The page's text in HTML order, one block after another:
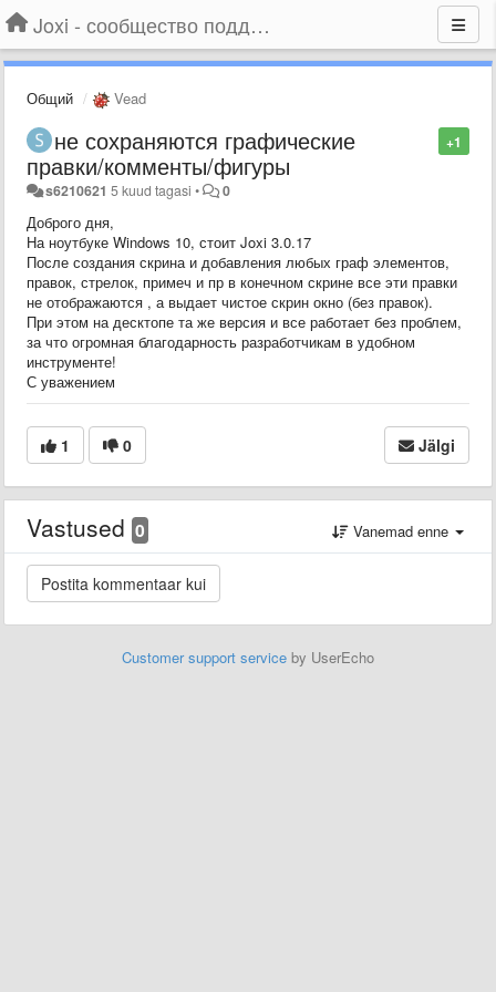
Joxi - сообщество поддержки
Общий Vead
+1
не сохраняются графические
правки/комменты/фигуры
s6210621 5 kuud tagasi • 0
Доброго дня,
На ноутбуке Windows 10, стоит Joxi 3.0.17
После создания скрина и добавления любых граф элементов,
правок, стрелок, примеч и пр в конечном скрине все эти правки
не отображаются , а выдает чистое скрин окно (без правок).
При этом на десктопе та же версия и все работает без проблем,
за что огромная благодарность разработчикам в удобном
инструменте!
С уважением
1 0 Jälgi
Vastused 0 Vanemad enne
Customer support service by UserEcho